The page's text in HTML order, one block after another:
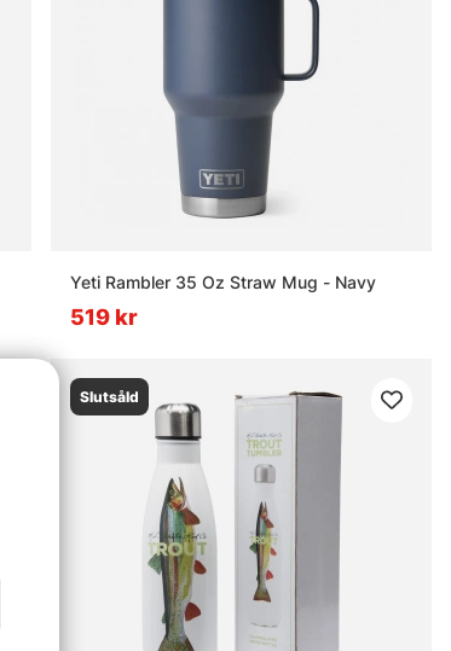
Yeti Rambler 35 Oz Straw Mug - Navy
519 kr
Slutsåld